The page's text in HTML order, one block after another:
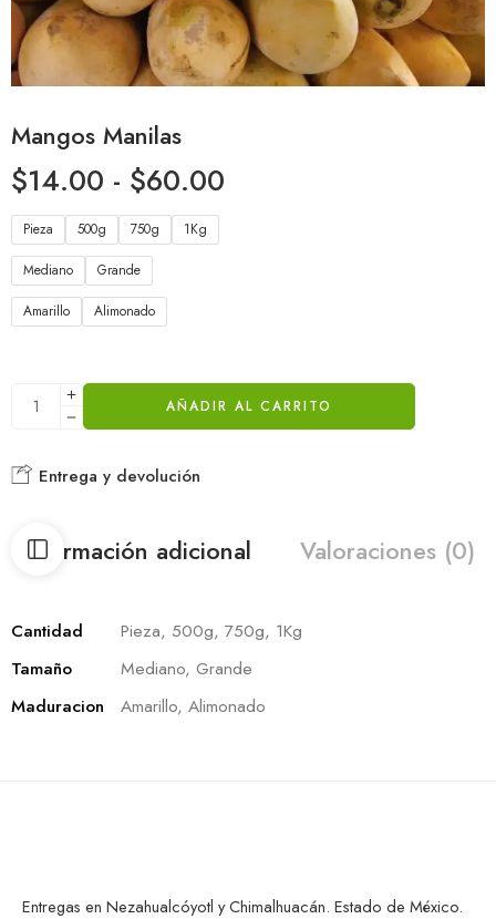
Mangos Manilas
$14.00 - $60.00
Pieza 500g 750g 1Kg
Mediano Grande
Amarillo Alimonado
AÑADIR AL CARRITO
Entrega y devolución
Información adicional Valoraciones (0)
Cantidad
Pieza, 500g, 750g, 1Kg
Tamaño
Mediano, Grande
Maduracion
Amarillo, Alimonado
Entregas en Nezahualcóyotl y Chimalhuacán. Estado de México.